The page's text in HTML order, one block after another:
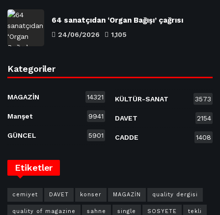
64 sanatçıdan ‘Organ Bağışı’ çağrısı
24/06/2026 1,105
Kategoriler
MAGAZİN 14321
Manşet 9941
GÜNCEL 5901
KÜLTÜR-SANAT 3573
DAVET 2154
CADDE 1408
Etiketler
cemiyet DAVET konser MAGAZİN quality dergisi
quality of magazine sahne single SOSYETE tekli